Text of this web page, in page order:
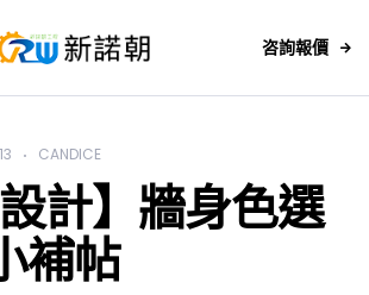
咨詢報價
CANDICE
設計】牆身色選
補帖